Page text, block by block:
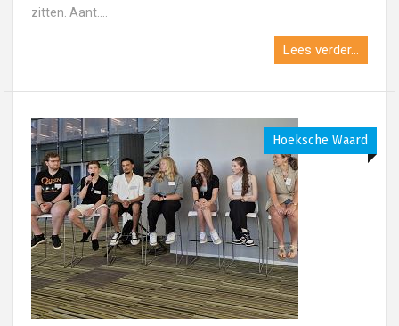
zitten. Aant....
Lees verder...
Hoeksche Waard